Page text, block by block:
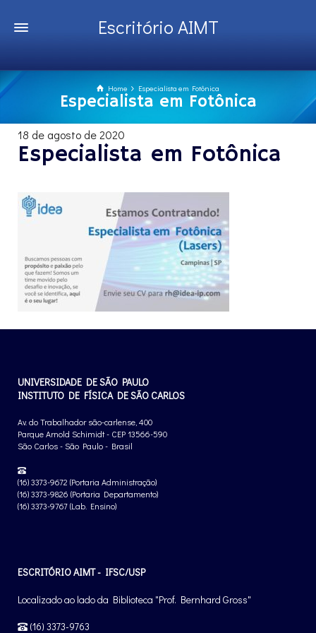
Escritório AIMT
Home Especialista em Fotônica
Especialista em Fotônica
18 de agosto de 2020
Especialista em Fotônica
UNIVERSIDADE DE SÃO PAULO
INSTITUTO DE FÍSICA DE SÃO CARLOS
Av. do Trabalhador são-carlense, 400
Parque Arnold Schimidt - CEP 13566-590
São Carlos - São Paulo - Brasil
(16) 3373-9672 (Portaria Administração)
(16) 3373-9826 (Portaria Departamento)
(16) 3373-9767 (Lab. Ensino)
ESCRITÓRIO AIMT - IFSC/USP
Localizado ao lado da Biblioteca "Prof. Bernhard Gross"
(16) 3373-9763